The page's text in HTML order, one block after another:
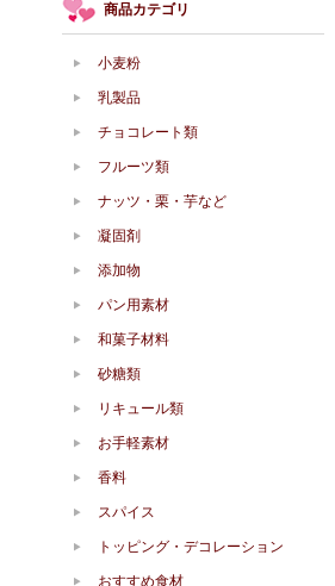
商品カテゴリ
小麦粉
乳製品
チョコレート類
フルーツ類
ナッツ・栗・芋など
凝固剤
添加物
パン用素材
和菓子材料
砂糖類
リキュール類
お手軽素材
香料
スパイス
トッピング・デコレーション
おすすめ食材